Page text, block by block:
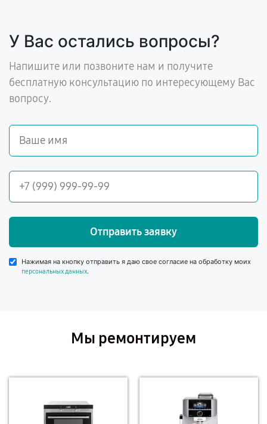
У Вас остались вопросы?
Напишите или позвоните нам и получите
бесплатную консультацию по интересующему Вас
вопросу.
Отправить заявку
Нажимая на кнопку отправить я даю свое согласие на обработку моих
персональных данных.
Мы ремонтируем